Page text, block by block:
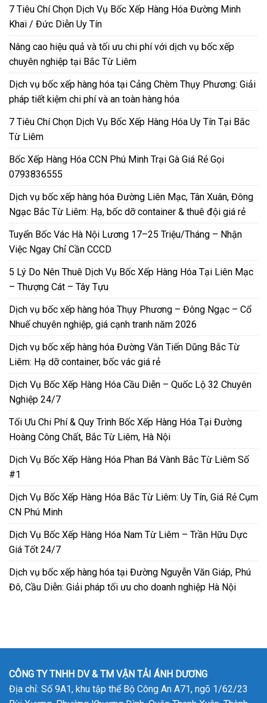
7 Tiêu Chí Chọn Dịch Vụ Bốc Xếp Hàng Hóa Đường Minh
Khai / Đức Diễn Uy Tín
Nâng cao hiệu quả và tối ưu chi phí với dịch vụ bốc xếp
chuyên nghiệp tại Bắc Từ Liêm
Dịch vụ bốc xếp hàng hóa tại Cảng Chèm Thụy Phương: Giải
pháp tiết kiệm chi phí và an toàn hàng hóa
7 Tiêu Chí Chọn Dịch Vụ Bốc Xếp Hàng Hóa Uy Tín Tại Bắc
Từ Liêm
Bốc Xếp Hàng Hóa CCN Phú Minh Trại Gà Giá Rẻ Gọi
0793836555
Dịch vụ bốc xếp hàng hóa Đường Liên Mạc, Tân Xuân, Đông
Ngạc Bắc Từ Liêm: Hạ, bốc dỡ container & thuê đội giá rẻ
Tuyển Bốc Vác Hà Nội Lương 17–25 Triệu/Tháng – Nhận
Việc Ngay Chỉ Cần CCCD
5 Lý Do Nên Thuê Dịch Vụ Bốc Xếp Hàng Hóa Tại Liên Mạc
– Thượng Cát – Tây Tựu
Dịch vụ bốc xếp hàng hóa Thụy Phương – Đông Ngạc – Cổ
Nhuế chuyên nghiệp, giá cạnh tranh năm 2026
Dịch vụ bốc xếp hàng hóa Đường Văn Tiến Dũng Bắc Từ
Liêm: Hạ dỡ container, bốc vác giá rẻ
Dịch Vụ Bốc Xếp Hàng Hóa Cầu Diễn – Quốc Lộ 32 Chuyên
Nghiệp 24/7
Tối Ưu Chi Phí & Quy Trình Bốc Xếp Hàng Hóa Tại Đường
Hoàng Công Chất, Bắc Từ Liêm, Hà Nội
Dịch Vụ Bốc Xếp Hàng Hóa Phan Bá Vành Bắc Từ Liêm Số
#1
Dịch Vụ Bốc Xếp Hàng Hóa Bắc Từ Liêm: Uy Tín, Giá Rẻ Cụm
CN Phú Minh
Dịch Vụ Bốc Xếp Hàng Hóa Nam Từ Liêm – Trần Hữu Dực
Giá Tốt 24/7
Dịch vụ bốc xếp hàng hóa tại Đường Nguyễn Văn Giáp, Phú
Đô, Cầu Diễn: Giải pháp tối ưu cho doanh nghiệp Hà Nội
CÔNG TY TNHH DV & TM VẬN TẢI ÁNH DƯƠNG
Địa chỉ: Số 9A1, khu tập thể Bộ Công An A71, ngõ 1/62/23